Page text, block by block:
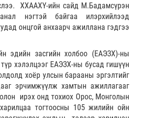
ХХААХҮ-ийн сайд М.Бадамсүрэн
нэгтэй байгаа илэрхийлээд
онцгой анхаарч ажиллана гэдгээ
эдийн засгийн холбоо (ЕАЭЗХ)-ны
хэлэлцээг ЕАЭЗХ-ны бусад гишүүн
хоёр улсын барааны эргэлтийг
эрчимжүүлж хамтын ажиллагааг
ирэх онд тохиох Орос, Монголын
тогтоосны 105 жилийн ойн